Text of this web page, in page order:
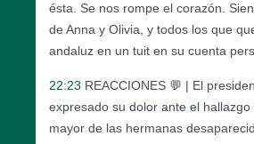
ésta. Se nos rompe el corazón.
de Anna y Olivia, y todos los que
andaluz en un tuit en su cuenta
22:23 REACCIONES 💬 | El
expresado su dolor ante el
mayor de las hermanas